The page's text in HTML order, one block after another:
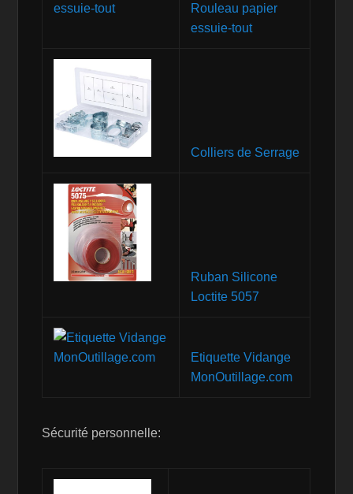
Rouleau papier
essuie-tout
Colliers de Serrage
Ruban Silicone
Loctite 5057
Etiquette Vidange
MonOutillage.com
Sécurité personnelle: